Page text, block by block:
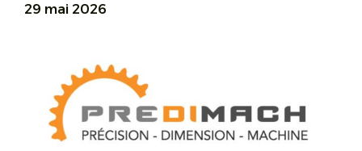
29 mai 2026